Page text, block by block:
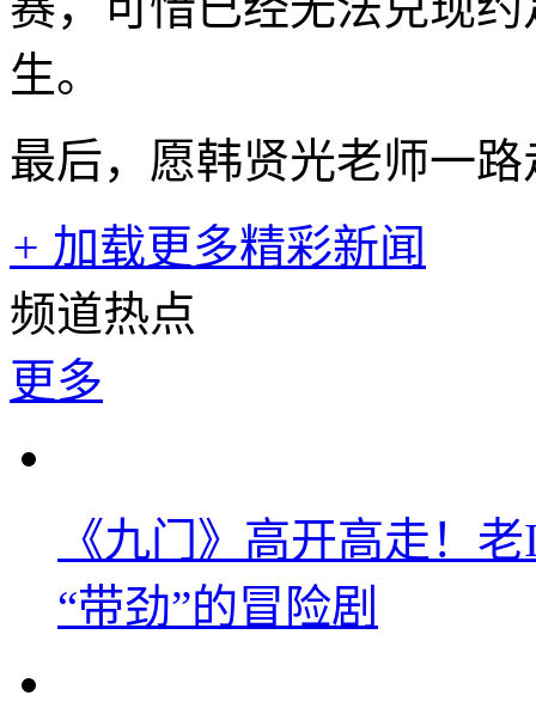
生。
最后，愿韩贤光老师一路
+ 加载更多精彩新闻
频道热点
更多
《九门》高开高走！
“带劲”的冒险剧